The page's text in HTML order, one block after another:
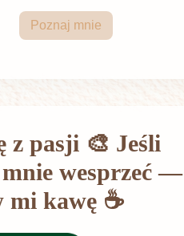
Poznaj mnie
z pasji 🎨 Jeśli
mnie wesprzeć —
mi kawę ☕